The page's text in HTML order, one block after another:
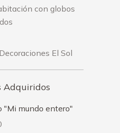
con globos
El Sol
Adquiridos
"Mi mundo entero"